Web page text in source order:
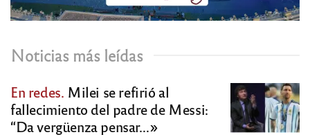
Noticias más leídas
En redes. Milei se refirió al
fallecimiento del padre de Messi:
“Da vergüenza pensar…»